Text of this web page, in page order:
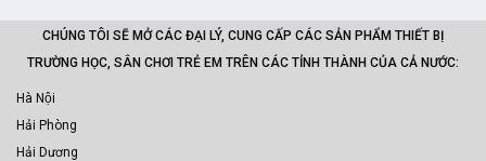
CHÚNG TÔI SẼ MỞ CÁC ĐẠI LÝ, CUNG CẤP CÁC SẢN PHẨM THIẾT BỊ
TRƯỜNG HỌC, SÂN CHƠI TRẺ EM TRÊN CÁC TỈNH THÀNH CỦA CẢ NƯỚC:
Hà Nội
Hải Phòng
Hải Dương